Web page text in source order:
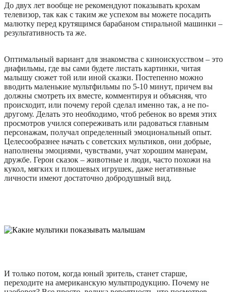
До двух лет вообще не рекомендуют показывать крохам
телевизор, так как с таким же успехом вы можете посадить
малютку перед крутящимся барабаном стиральной машинки –
результативность та же.
Оптимальный вариант для знакомства с киноискусством – это
диафильмы, где вы сами будете листать картинки, читая
малышу сюжет той или иной сказки. Постепенно можно
вводить маленькие мультфильмы по 5-10 минут, причем вы
должны смотреть их вместе, комментируя и объясняя, что
происходит, или почему герой сделал именно так, а не по-
другому. Делать это необходимо, чтоб ребенок во время этих
просмотров учился сопереживать или радоваться главным
персонажам, получал определенный эмоциональный опыт.
Целесообразнее начать с советских мультиков, они добрые,
наполнены эмоциями, чувствами, учат хорошим манерам,
дружбе. Герои сказок – животные и люди, часто похожи на
кукол, мягких и плюшевых игрушек, даже негативные
личности имеют достаточно добродушный вид.
И только потом, когда юный зритель, станет старше,
переходите на американскую мультпродукцию. Почему не